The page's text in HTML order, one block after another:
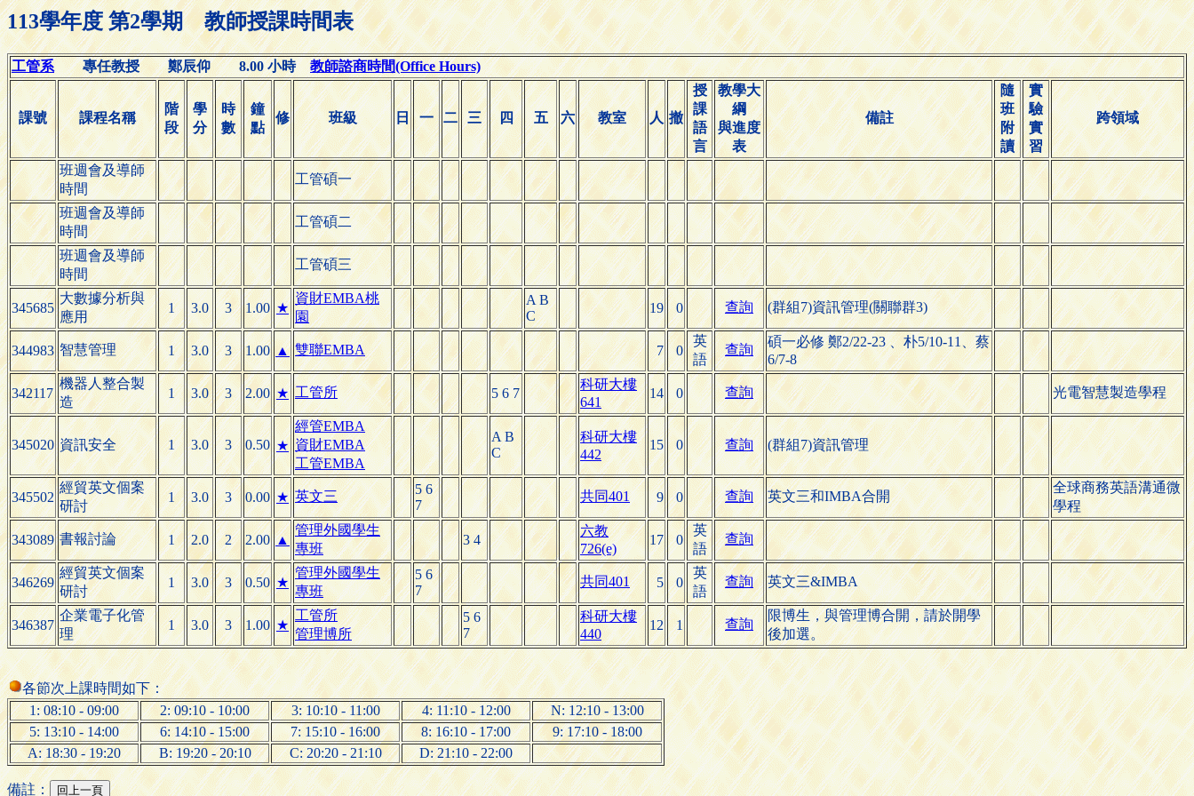
113學年度 第2學期 教師授課時間表
工管系專任教授 鄭辰仰 8.00 小時教師諮商時間(Office Hours)
課號 課程名稱
階
段
學
分
時
數
鐘
點
修 班級 日 一 二 三 四 五 六 教室 人 撤
授
課
語
言
教學大
綱
與進度
表
備註
隨
班
附
讀
實
驗
實
習
跨領域
班週會及導師
時間
工管碩一
班週會及導師
時間
工管碩二
班週會及導師
時間
工管碩三
345685
大數據分析與
應用
1 3.0 3 1.00 ★
資財EMBA桃
園
A B
C
19 0 查詢 (群組7)資訊管理(關聯群3)
344983 智慧管理 1 3.0 3 1.00 ▲ 雙聯EMBA 7 0
英
語
查詢
碩一必修 鄭2/22-23 、朴5/10-11、蔡
6/7-8
342117
機器人整合製
造
1 3.0 3 2.00 ★ 工管所 5 6 7
科研大樓
641
14 0 查詢 光電智慧製造學程
345020 資訊安全 1 3.0 3 0.50 ★
經管EMBA
資財EMBA
工管EMBA
A B
C
科研大樓
442
15 0 查詢 (群組7)資訊管理
345502
經貿英文個案
研討
1 3.0 3 0.00 ★ 英文三
5 6
7
共同401 9 0 查詢 英文三和IMBA合開
全球商務英語溝通微
學程
343089 書報討論 1 2.0 2 2.00 ▲
管理外國學生
專班
3 4
六教
726(e)
17 0
英
語
查詢
346269
經貿英文個案
研討
1 3.0 3 0.50 ★
管理外國學生
專班
5 6
7
共同401 5 0
英
語
查詢 英文三&IMBA
346387
企業電子化管
理
1 3.0 3 1.00 ★
工管所
管理博所
5 6
7
科研大樓
440
12 1 查詢
限博生，與管理博合開，請於開學
後加選。
各節次上課時間如下：
1: 08:10 - 09:00
2: 09:10 - 10:00 3: 10:10 - 11:00 4: 11:10 - 12:00
N: 12:10 - 13:00
5: 13:10 - 14:00
6: 14:10 - 15:00 7: 15:10 - 16:00 8: 16:10 - 17:00
9: 17:10 - 18:00
A: 18:30 - 19:20
B: 19:20 - 20:10 C: 20:20 - 21:10 D: 21:10 - 22:00
備註：